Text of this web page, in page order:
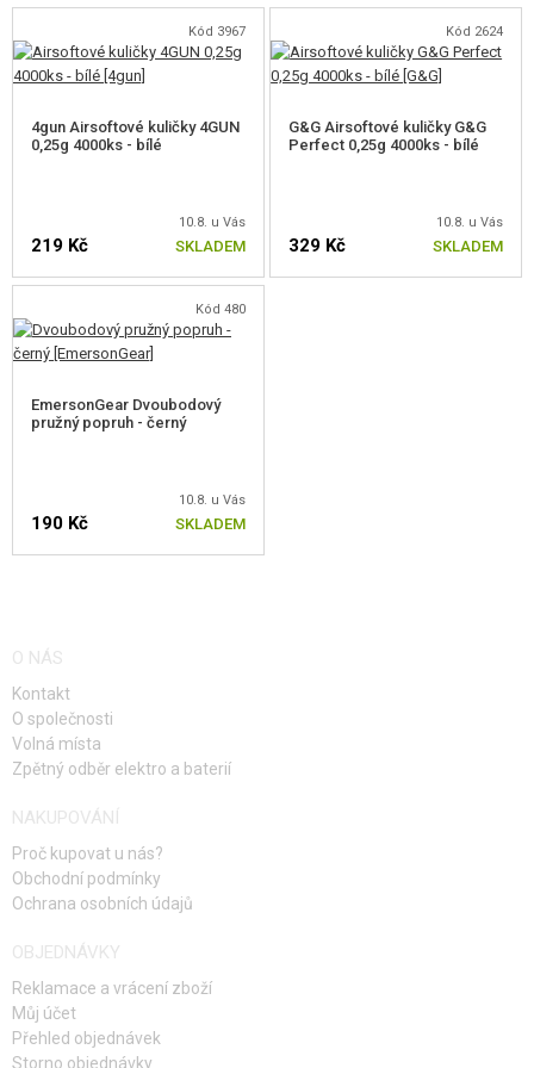
Kód 3967
4gun Airsoftové kuličky 4GUN
0,25g 4000ks - bílé
10.8. u Vás
219 Kč SKLADEM
Kód 2624
G&G Airsoftové kuličky G&G
Perfect 0,25g 4000ks - bílé
10.8. u Vás
329 Kč SKLADEM
Kód 480
EmersonGear Dvoubodový
pružný popruh - černý
10.8. u Vás
190 Kč SKLADEM
O NÁS
Kontakt
O společnosti
Volná místa
Zpětný odběr elektro a baterií
NAKUPOVÁNÍ
Proč kupovat u nás?
Obchodní podmínky
Ochrana osobních údajů
OBJEDNÁVKY
Reklamace a vrácení zboží
Můj účet
Přehled objednávek
Storno objednávky